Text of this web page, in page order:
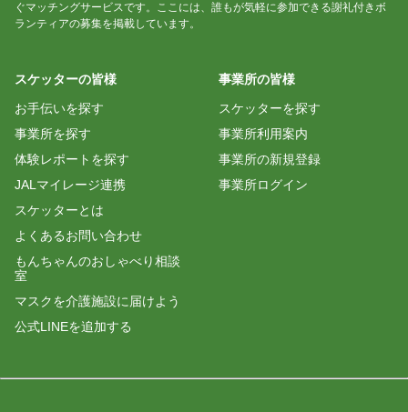
ぐマッチングサービスです。ここには、誰もが気軽に参加できる謝礼付きボ
ランティアの募集を掲載しています。
スケッターの皆様
お手伝いを探す
事業所を探す
体験レポートを探す
JALマイレージ連携
スケッターとは
よくあるお問い合わせ
もんちゃんのおしゃべり相談
室
マスクを介護施設に届けよう
公式LINEを追加する
事業所の皆様
スケッターを探す
事業所利用案内
事業所の新規登録
事業所ログイン